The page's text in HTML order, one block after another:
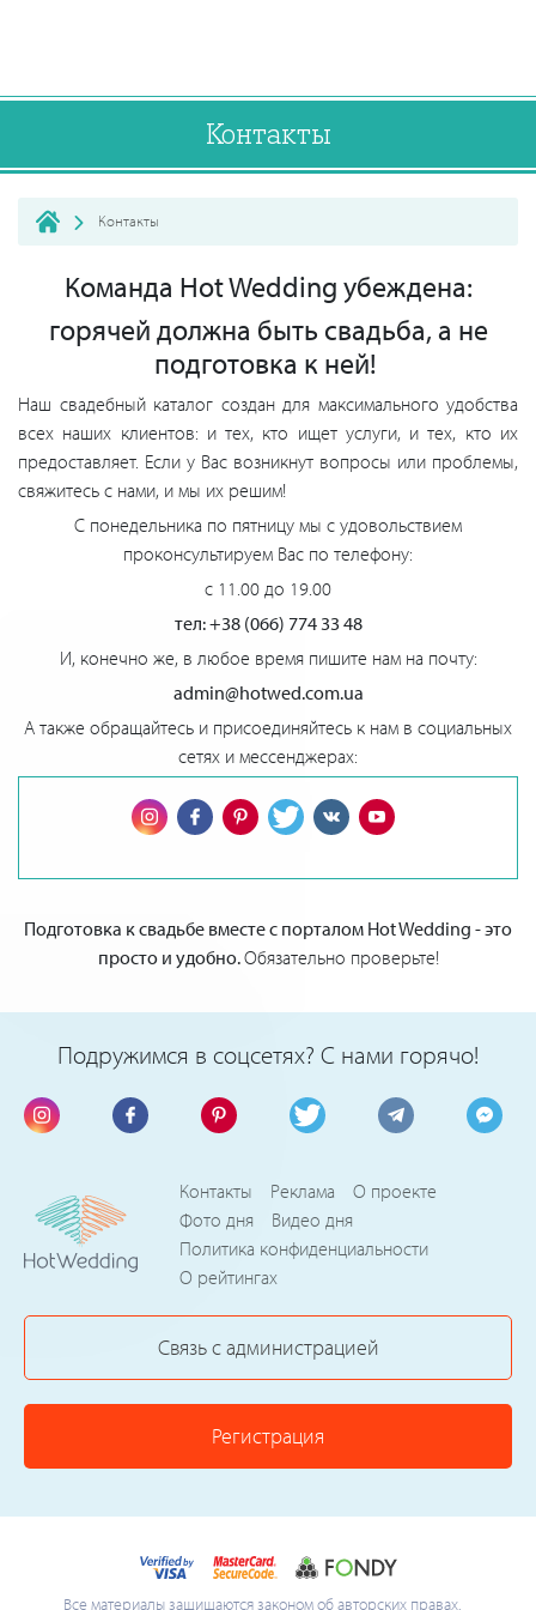
Контакты
Контакты
Команда Hot Wedding убеждена:
горячей должна быть свадьба, а не
подготовка к ней!
Наш свадебный каталог создан для максимального удобства
всех наших клиентов: и тех, кто ищет услуги, и тех, кто их
предоставляет. Если у Вас возникнут вопросы или проблемы,
свяжитесь с нами, и мы их решим!
С понедельника по пятницу мы с удовольствием
проконсультируем Вас по телефону:
с 11.00 до 19.00
тел: +38 (066) 774 33 48
И, конечно же, в любое время пишите нам на почту:
admin@hotwed.com.ua
А также обращайтесь и присоединяйтесь к нам в социальных
сетях и мессенджерах:
Подготовка к свадьбе вместе с порталом Hot Wedding - это
просто и удобно.Обязательно проверьте!
Подружимся в соцсетях? С нами горячо!
Контакты Реклама
О проекте
Фото дня
Видео дня
Политика конфиденциальности
О рейтингах
Связь с администрацией
Регистрация
Все материалы защищаются законом об авторских правах.